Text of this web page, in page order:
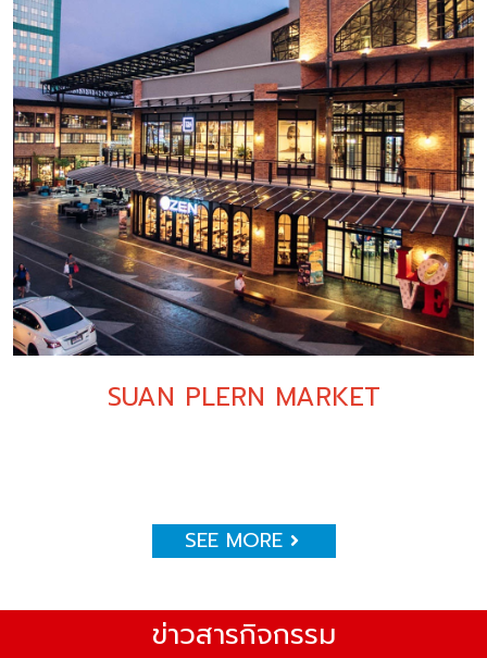
SUAN PLERN MARKET
SEE MORE
ข่าวสารกิจกรรม